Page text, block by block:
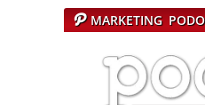
MARKETING
a